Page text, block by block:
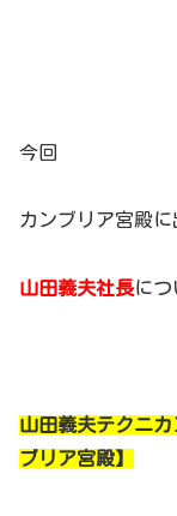
今回
カンブリア宮殿
山田義夫社長につ
山田義夫テクニ
ブリア宮殿】